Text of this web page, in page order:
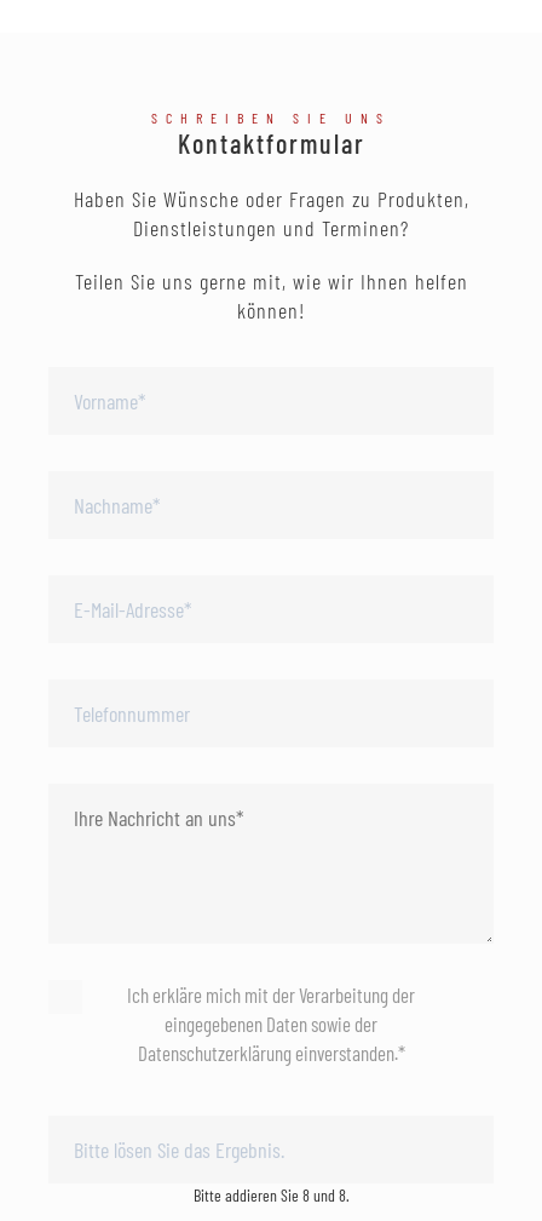
SCHREIBEN SIE UNS
Kontaktformular
Haben Sie Wünsche oder Fragen zu Produkten,
Dienstleistungen und Terminen?
Teilen Sie uns gerne mit, wie wir Ihnen helfen
können!
Ich erkläre mich mit der Verarbeitung der
eingegebenen Daten sowie der
Datenschutzerklärung einverstanden.*
Bitte addieren Sie 8 und 8.